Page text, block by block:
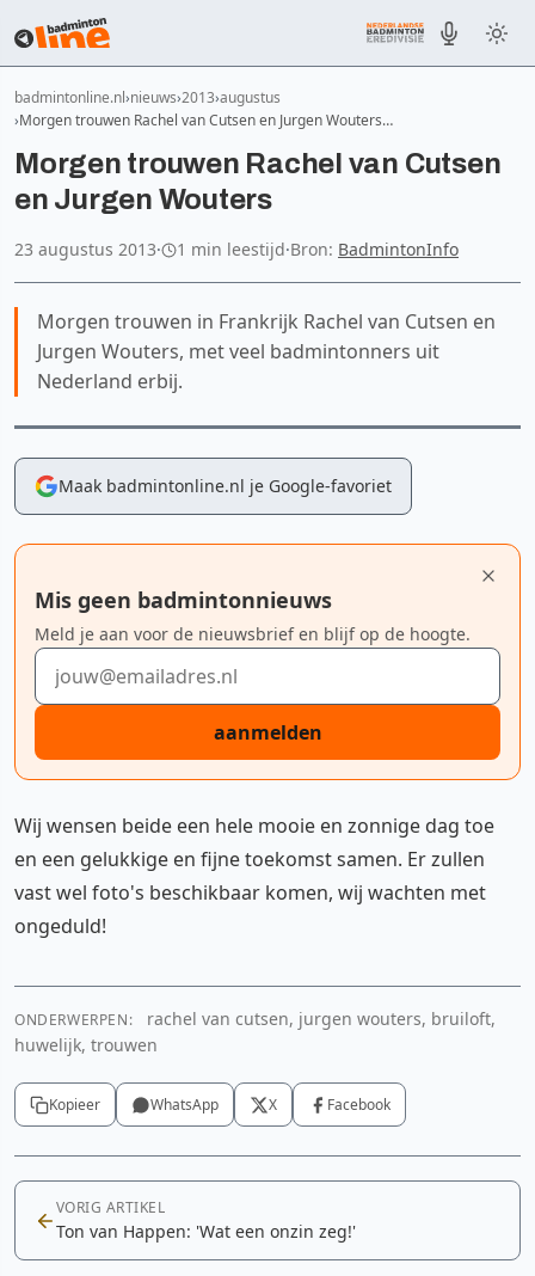
badmintonline.nl nieuws 2013 augustus
Morgen trouwen Rachel van Cutsen en Jurgen Wouters…
Morgen trouwen Rachel van Cutsen
en Jurgen Wouters
23 augustus 2013· 1 min leestijd·Bron: BadmintonInfo
Morgen trouwen in Frankrijk Rachel van Cutsen en
Jurgen Wouters, met veel badmintonners uit
Nederland erbij.
Maak badmintonline.nl je Google-favoriet
Mis geen badmintonnieuws
Meld je aan voor de nieuwsbrief en blijf op de hoogte.
E-mailadres
aanmelden
Wij wensen beide een hele mooie en zonnige dag toe
en een gelukkige en fijne toekomst samen. Er zullen
vast wel foto's beschikbaar komen, wij wachten met
ongeduld!
ONDERWERPEN:
rachel van cutsen, jurgen wouters, bruiloft,
huwelijk, trouwen
Kopieer WhatsApp X Facebook
VORIG ARTIKEL
Ton van Happen: 'Wat een onzin zeg!'